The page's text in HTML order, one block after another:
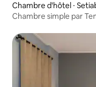
Chambre d'hôtel ⋅
Chambre simple par